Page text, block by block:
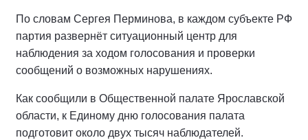
По словам Сергея Перминова, в каждом субъекте РФ
партия развернёт ситуационный центр для
наблюдения за ходом голосования и проверки
сообщений о возможных нарушениях.
Как сообщили в Общественной палате Ярославской
области, к Единому дню голосования палата
подготовит около двух тысяч наблюдателей.